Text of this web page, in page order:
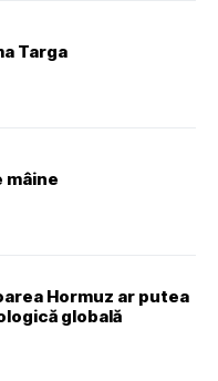
Targa
mâine
Hormuz ar putea
globală